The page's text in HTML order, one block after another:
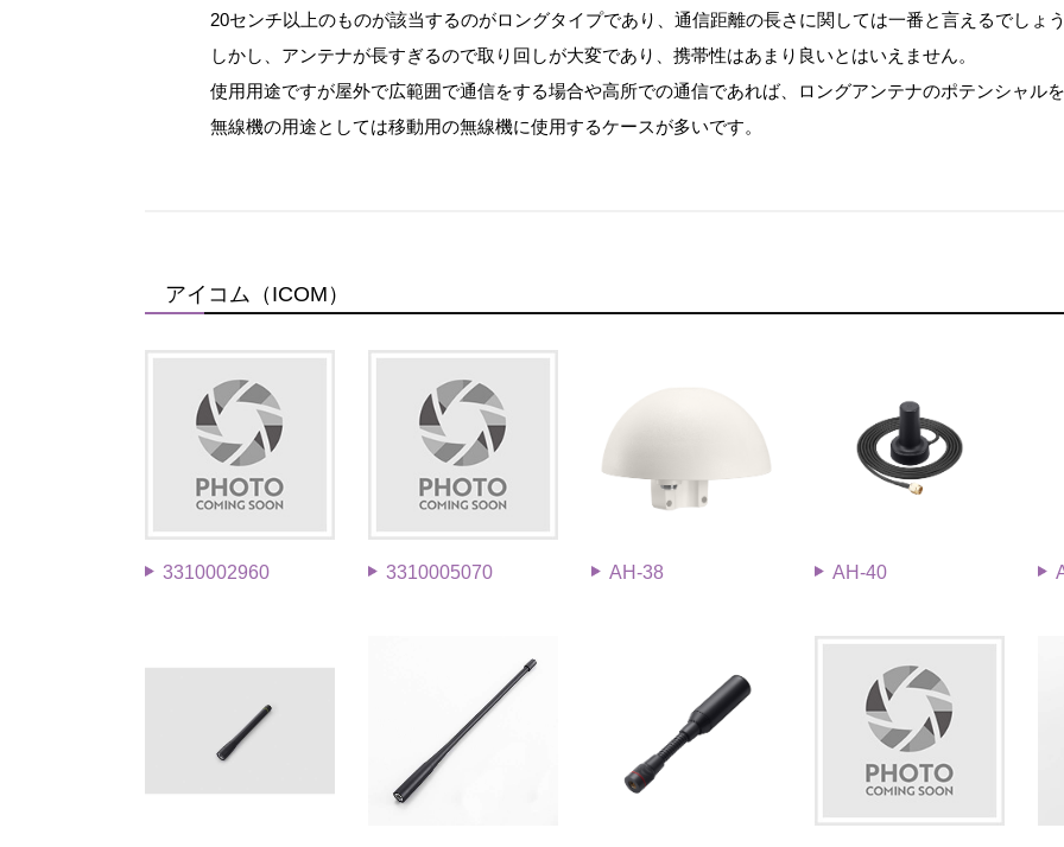
20センチ以上のものが該当するのがロングタイプであり、通信距離の長さに関しては一番と言えるでしょう
しかし、アンテナが長すぎるので取り回しが大変であり、携帯性はあまり良いとはいえません。
使用用途ですが屋外で広範囲で通信をする場合や高所での通信であれば、ロングアンテナのポテンシャル
無線機の用途としては移動用の無線機に使用するケースが多いです。
アイコム（ICOM）
3310002960 3310005070 AH-38 AH-40